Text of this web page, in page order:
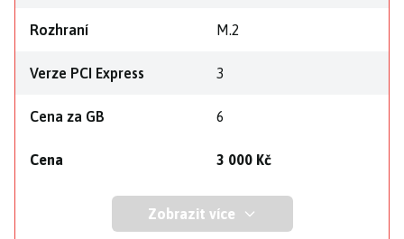
Rozhraní M.2
Verze PCI Express 3
Cena za GB 6
Cena 3 000 Kč
Zobrazit více